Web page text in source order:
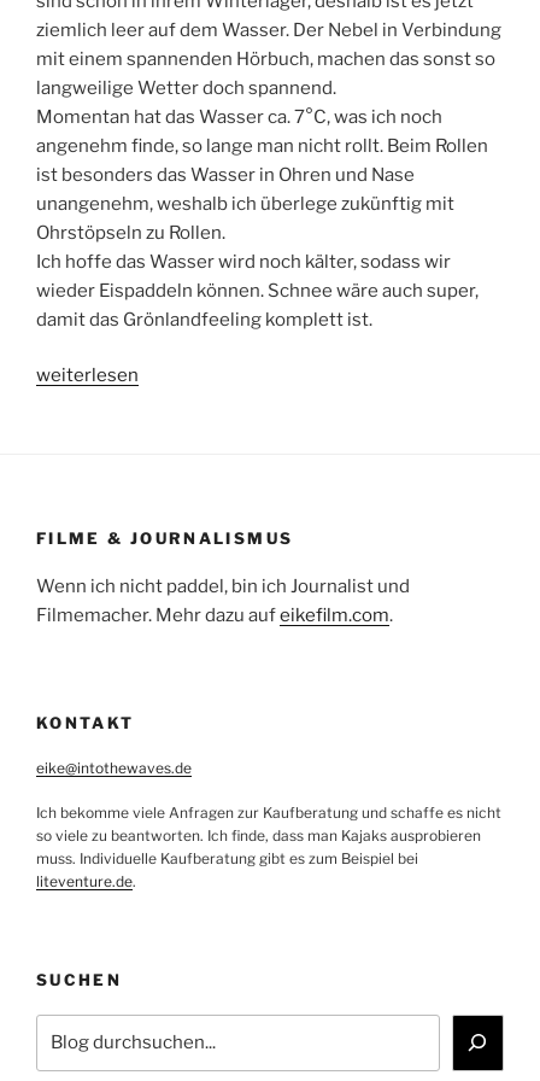
ziemlich leer auf dem Wasser. Der Nebel in Verbindung
mit einem spannenden Hörbuch, machen das sonst so
langweilige Wetter doch spannend.
Momentan hat das Wasser ca. 7°C, was ich noch
angenehm finde, so lange man nicht rollt. Beim Rollen
ist besonders das Wasser in Ohren und Nase
unangenehm, weshalb ich überlege zukünftig mit
Ohrstöpseln zu Rollen.
Ich hoffe das Wasser wird noch kälter, sodass wir
wieder Eispaddeln können. Schnee wäre auch super,
damit das Grönlandfeeling komplett ist.
„Novembernebel“
weiterlesen
FILME & JOURNALISMUS
Wenn ich nicht paddel, bin ich Journalist und
Filmemacher. Mehr dazu aufeikefilm.com.
KONTAKT
eike@intothewaves.de
Ich bekomme viele Anfragen zur Kaufberatung und schaffe es nicht
so viele zu beantworten. Ich finde, dass man Kajaks ausprobieren
muss. Individuelle Kaufberatung gibt es zum Beispiel bei
liteventure.de.
SUCHEN